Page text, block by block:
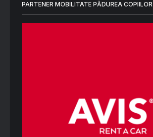
PARTENER MOBILITATE PĂDUREA COPIILOR